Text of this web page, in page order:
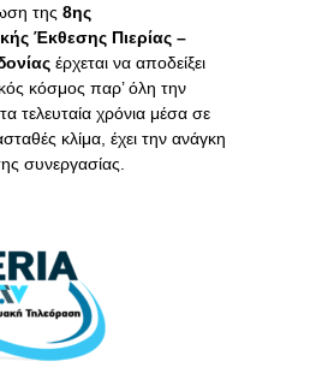
της 8ης
Έκθεσης Πιερίας –
έρχεται να αποδείξει
κόσμος παρ’ όλη την
τελευταία χρόνια μέσα σε
κλίμα, έχει την ανάγκη
συνεργασίας.